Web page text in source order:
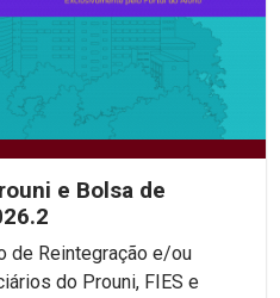
e Bolsa de
do Prouni, FIES e